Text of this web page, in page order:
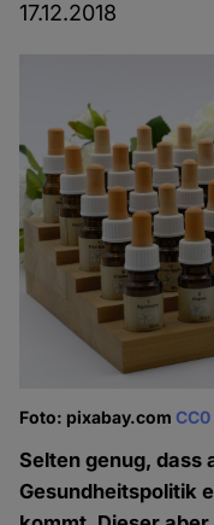
17.12.2018
Foto: pixabay.com
Selten genug, dass
Gesundheitspolitik